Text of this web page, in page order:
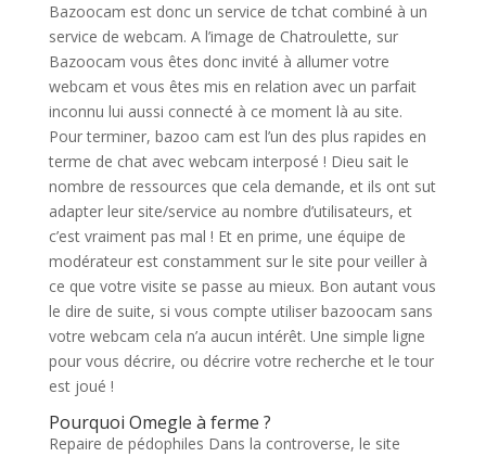
Bazoocam est donc un service de tchat combiné à un
service de webcam. A l’image de Chatroulette, sur
Bazoocam vous êtes donc invité à allumer votre
webcam et vous êtes mis en relation avec un parfait
inconnu lui aussi connecté à ce moment là au site.
Pour terminer, bazoo cam est l’un des plus rapides en
terme de chat avec webcam interposé ! Dieu sait le
nombre de ressources que cela demande, et ils ont sut
adapter leur site/service au nombre d’utilisateurs, et
c’est vraiment pas mal ! Et en prime, une équipe de
modérateur est constamment sur le site pour veiller à
ce que votre visite se passe au mieux. Bon autant vous
le dire de suite, si vous compte utiliser bazoocam sans
votre webcam cela n’a aucun intérêt. Une simple ligne
pour vous décrire, ou décrire votre recherche et le tour
est joué !
Pourquoi Omegle à ferme ?
Repaire de pédophiles Dans la controverse, le site